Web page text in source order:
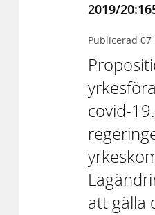
2019/
Publicerad 07
covid-
att gälla